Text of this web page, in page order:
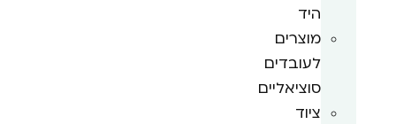
היד
מוצרים
לעובדים
סוציאליים
ציוד